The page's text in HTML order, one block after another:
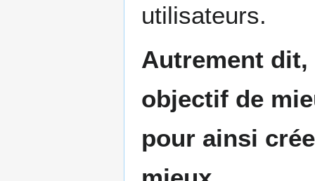
utilisateurs.
Autrement dit,
objectif de
pour ainsi